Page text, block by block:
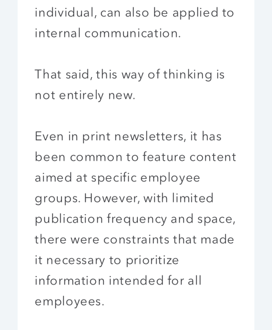
individual, can also be applied to
internal communication.
That said, this way of thinking is
not entirely new.
Even in print newsletters, it has
been common to feature content
aimed at specific employee
groups. However, with limited
publication frequency and space,
there were constraints that made
it necessary to prioritize
information intended for all
employees.